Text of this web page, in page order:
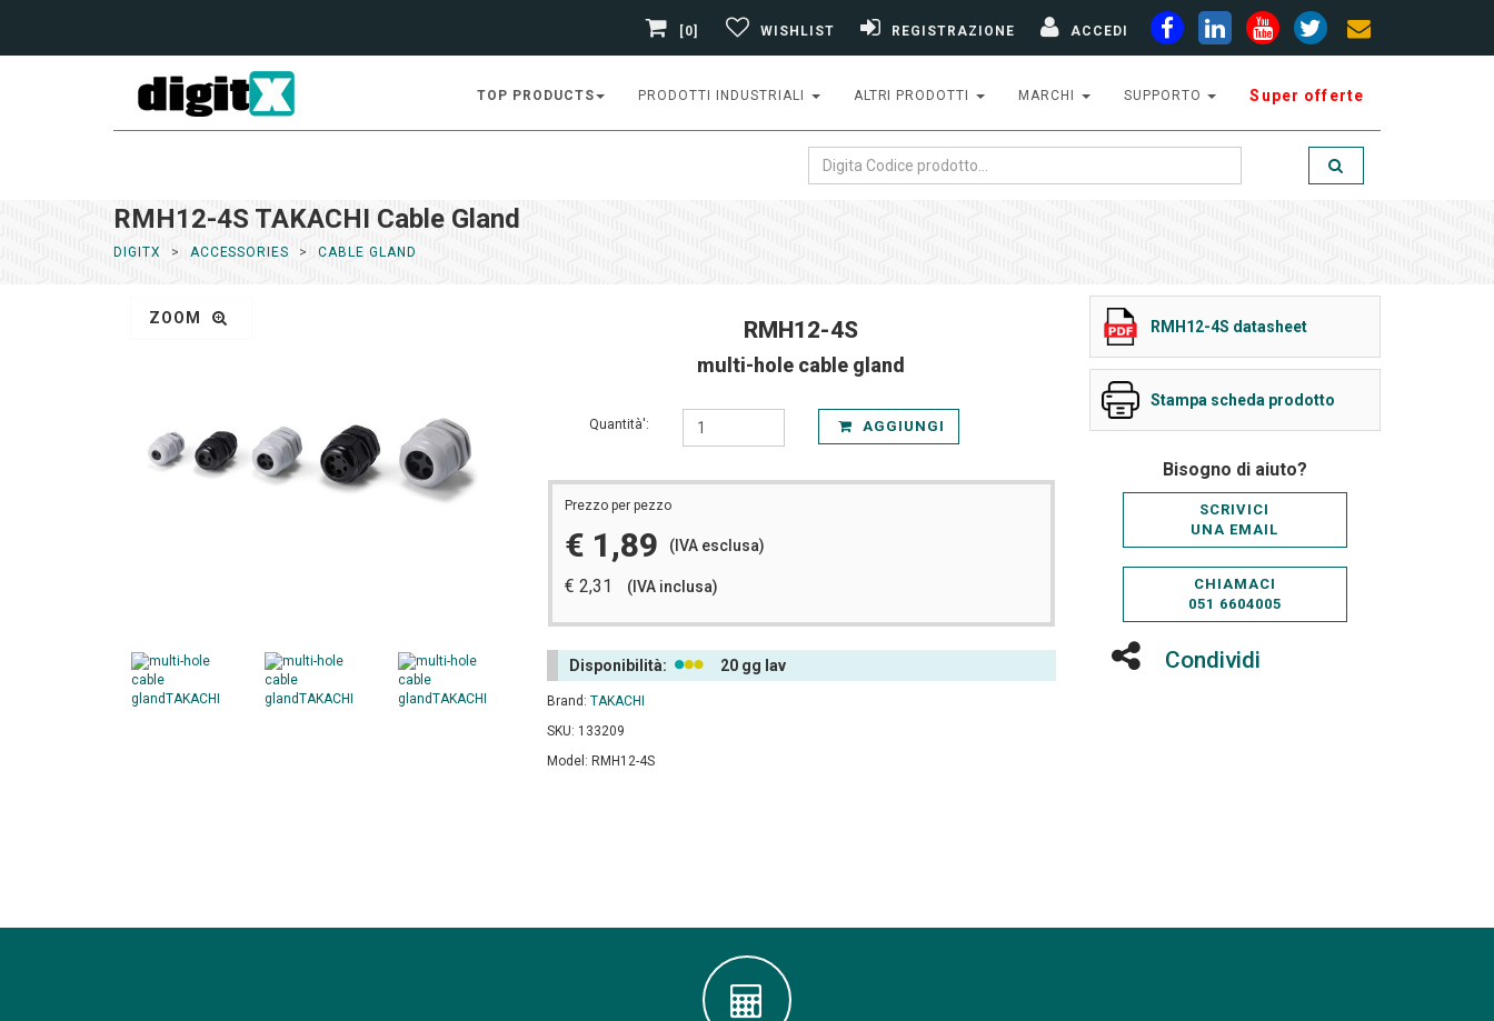
[0] WISHLIST REGISTRAZIONE ACCEDI
TOP PRODUCTS PRODOTTI INDUSTRIALI ALTRI PRODOTTI MARCHI SUPPORTO Super offerte
RMH12-4S TAKACHI Cable Gland
DIGITX ACCESSORIES CABLE GLAND
ZOOM RMH12-4S
multi-hole cable gland
Quantità': AGGIUNGI
Prezzo per pezzo
€ 1,89 (IVA esclusa)
€ 2,31 (IVA inclusa)
Disponibilità: 20 gg lav
Brand: TAKACHI
SKU: 133209
Model: RMH12-4S
RMH12-4S datasheet
Stampa scheda prodotto
Bisogno di aiuto?
SCRIVICI
UNA EMAIL
CHIAMACI
051 6604005
Condividi